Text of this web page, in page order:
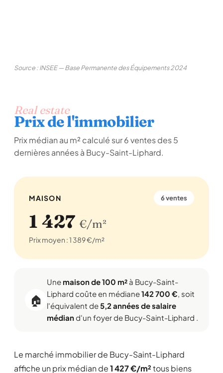
Source : INSEE — Base Permanente des Équipements 2024
Real estate
Prix de l'immobilier
Prix médian au m² calculé sur 6 ventes des 5
dernières années à Bucy-Saint-Liphard.
MAISON 6 ventes
1 427 €/m²
Prix moyen : 1 389 €/m²
🏠
Une maison de 100 m² à Bucy-Saint-
Liphard coûte en médiane142 700 €, soit
l'équivalent de5,2 années de salaire
médiand'un foyer de Bucy-Saint-Liphard .
Le marché immobilier de Bucy-Saint-Liphard
affiche un prix médian de1 427 €/m²tous biens